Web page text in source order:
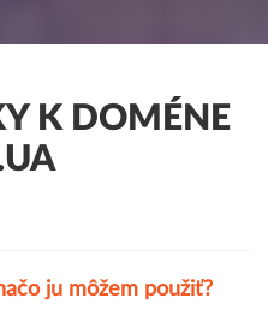
K DOMÉNE
ju môžem použiť?